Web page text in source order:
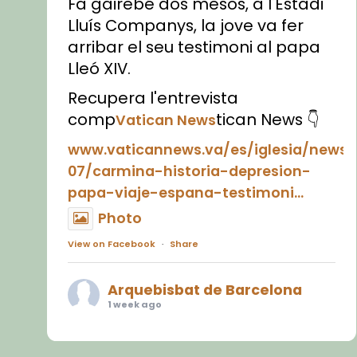
Lluís Companys, la jove va fer
arribar el seu testimoni al papa
Lleó XIV.
Recupera l'entrevista
compVatican Newstican News 👇
www.vaticannews.va/es/iglesia/news/
07/carmina-historia-depresion-
papa-viaje-espana-testimoni...
Photo
View on Facebook · Share
Arquebisbat de Barcelona
1 week ago